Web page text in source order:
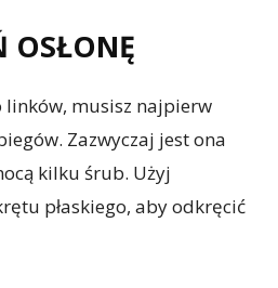
OSŁONĘ
linków, musisz najpierw
Zazwyczaj jest ona
kilku śrub. Użyj
płaskiego, aby odkręcić